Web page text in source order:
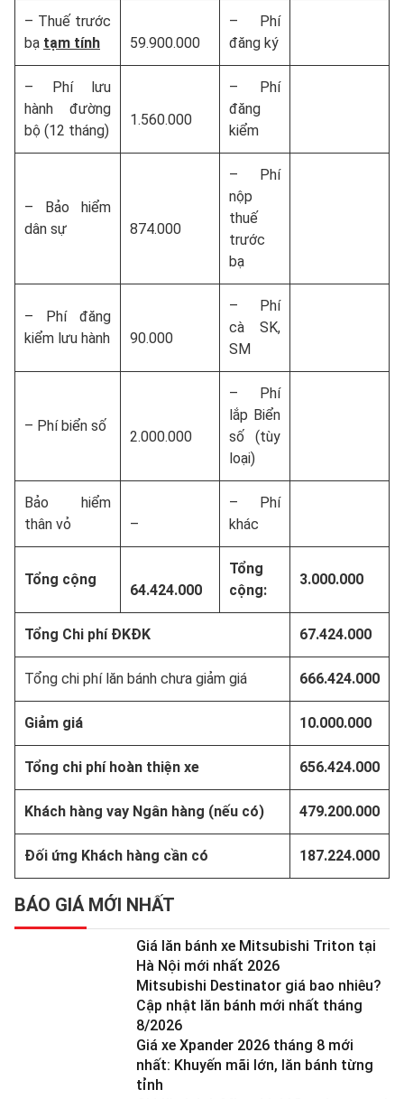
– Thuế trước
bạ tạm tính 59.900.000
– Phí
đăng ký
– Phí lưu
hành đường
bộ (12 tháng)
1.560.000
– Phí
đăng
kiểm
– Bảo hiểm
dân sự
874.000
– Phí
nộp
thuế
trước
bạ
– Phí đăng
kiểm lưu hành
90.000
– Phí
cà SK,
SM
– Phí biển số
2.000.000
– Phí
lắp Biển
số (tùy
loại)
Bảo hiểm
thân vỏ
–
– Phí
khác
Tổng cộng
64.424.000
Tổng
cộng:
3.000.000
Tổng Chi phí ĐKĐK 67.424.000
Tổng chi phí lăn bánh chưa giảm giá 666.424.000
Giảm giá 10.000.000
Tổng chi phí hoàn thiện xe 656.424.000
Khách hàng vay Ngân hàng (nếu có) 479.200.000
Đối ứng Khách hàng cần có 187.224.000
BÁO GIÁ MỚI NHẤT
Giá lăn bánh xe Mitsubishi Triton tại
Hà Nội mới nhất 2026
Mitsubishi Destinator giá bao nhiêu?
Cập nhật lăn bánh mới nhất tháng
8/2026
Giá xe Xpander 2026 tháng 8 mới
nhất: Khuyến mãi lớn, lăn bánh từng
tỉnh